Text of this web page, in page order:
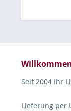
Seit 2004 Ihr
Lieferung per